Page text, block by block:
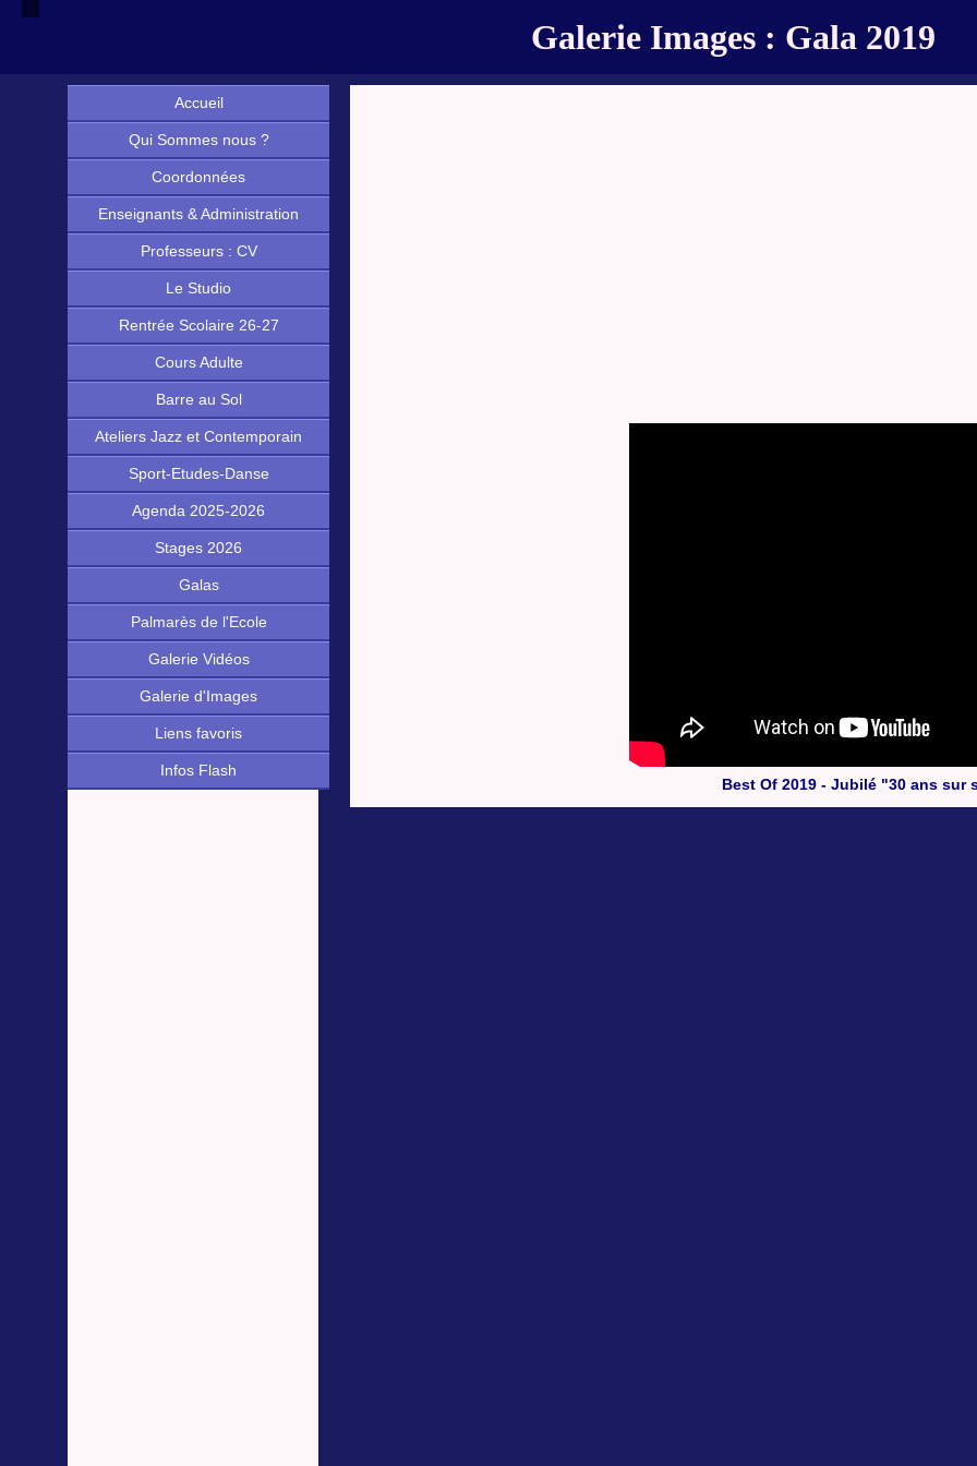
Galerie Images : Gala 2019
Accueil
Qui Sommes nous ?
Coordonnées
Enseignants & Administration
Professeurs : CV
Le Studio
Rentrée Scolaire 26-27
Cours Adulte
Barre au Sol
Ateliers Jazz et Contemporain
Sport-Etudes-Danse
Agenda 2025-2026
Stages 2026
Galas
Palmarès de l'Ecole
Galerie Vidéos
Galerie d'Images
Liens favoris
Infos Flash
Best Of 2019 - Jubilé "30 ans sur